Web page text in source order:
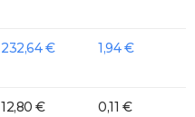
232,64 € 1,94 €
12,80 € 0,11 €